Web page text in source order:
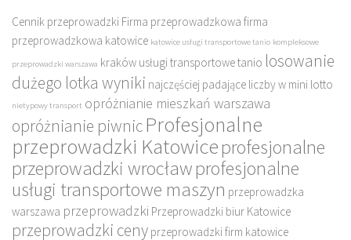
Cennik przeprowadzki Firma przeprowadzkowa firma
przeprowadzkowa katowice katowice usługi transportowe tanio kompleksowe
przeprowadzki warszawa kraków usługi transportowe tanio losowanie
dużego lotka wyniki najczęściej padające liczby w mini lotto
nietypowy transport opróżnianie mieszkań warszawa
opróżnianie piwnicProfesjonalne
przeprowadzki Katowiceprofesjonalne
przeprowadzki wrocławprofesjonalne
usługi transportowe maszyn przeprowadzka
warszawa przeprowadzki Przeprowadzki biur Katowice
przeprowadzki ceny przeprowadzki firm katowice